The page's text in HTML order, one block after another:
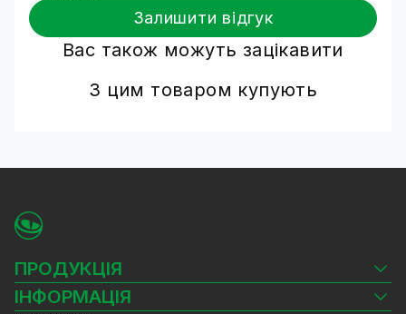
Залишити відгук
Вас також можуть зацікавити
З цим товаром купують
ПРОДУКЦІЯ
Камери відеоспостереження
ІНФОРМАЦІЯ